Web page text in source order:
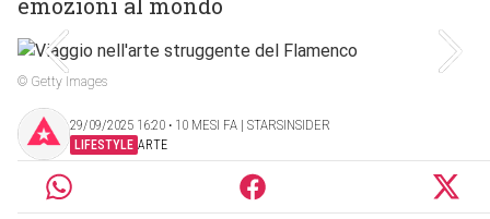
© Getty Images
29/09/2025 16:20 ‧ 10 MESI FA | STARSINSIDER
LIFESTYLE ARTE